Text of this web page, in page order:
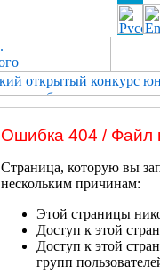
Ошибка 404 / Файл
Страница, которую вы
нескольким причинам:
Этой страницы
Доступ к этой
Доступ к этой
групп